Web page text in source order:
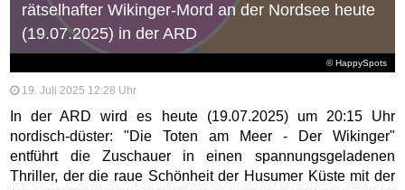
© HappySpots
rätselhafter Wikinger-Mord an der Nordsee heute
(19.07.2025) in der ARD
19. Juli 2025 12:28 Uhr
In der ARD wird es heute (19.07.2025) um 20:15 Uhr
nordisch-düster: "Die Toten am Meer - Der Wikinger"
entführt die Zuschauer in einen spannungsgeladenen
Thriller, der die raue Schönheit der Husumer Küste mit der